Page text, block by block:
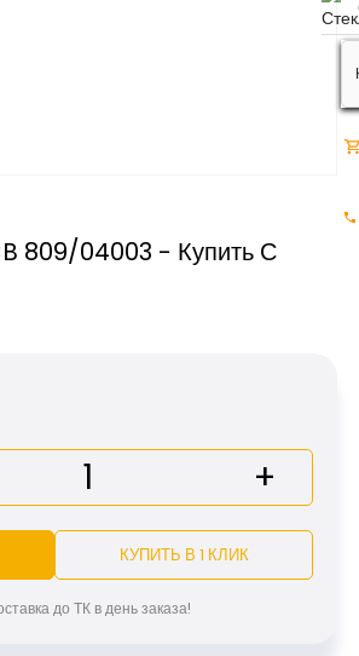
809/04003 - Купить С
+
КУПИТЬ В 1 КЛИК
до ТК в день заказа!